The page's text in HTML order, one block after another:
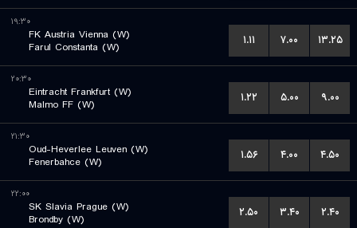
۱۹:۳۰
FK Austria Vienna (W)
Farul Constanta (W)
۱.۱۱ ۷.۰۰ ۱۳.۲۵
۲۰:۳۰
Eintracht Frankfurt (W)
Malmo FF (W)
۱.۲۲ ۵.۰۰ ۹.۰۰
۲۱:۳۰
Oud-Heverlee Leuven (W)
Fenerbahce (W)
۱.۵۶ ۴.۰۰ ۴.۵۰
۲۲:۰۰
SK Slavia Prague (W)
Brondby (W)
۲.۵۰ ۳.۴۰ ۲.۴۰